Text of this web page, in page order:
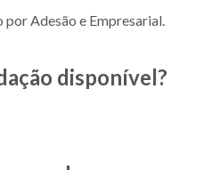
Adesão e Empresarial.
disponível?